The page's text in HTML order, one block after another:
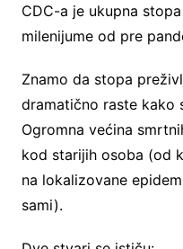
CDC-a je ukupna
milenijume od pre
Znamo da stopa
dramatično raste kako
Ogromna većina
kod starijih osoba (od
na lokalizovane
sami).